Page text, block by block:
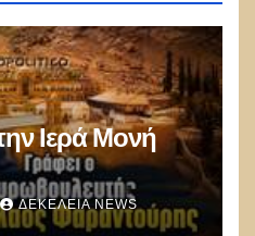
Ιερά Μονή
ΔΕΚΈΛΕΙΑ NEWS